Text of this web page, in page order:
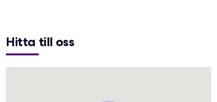
Hitta till oss